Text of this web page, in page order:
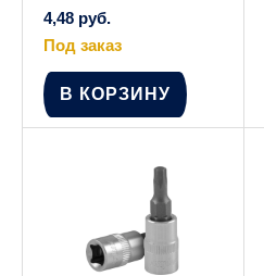
4,48 руб.
Под заказ
В КОРЗИНУ